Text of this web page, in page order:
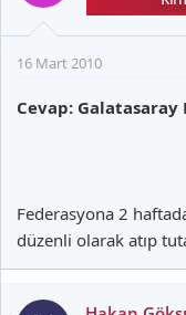
16 Mart 2010
Cevap: Galatasaray
Federasyona 2
düzenli olarak atıp